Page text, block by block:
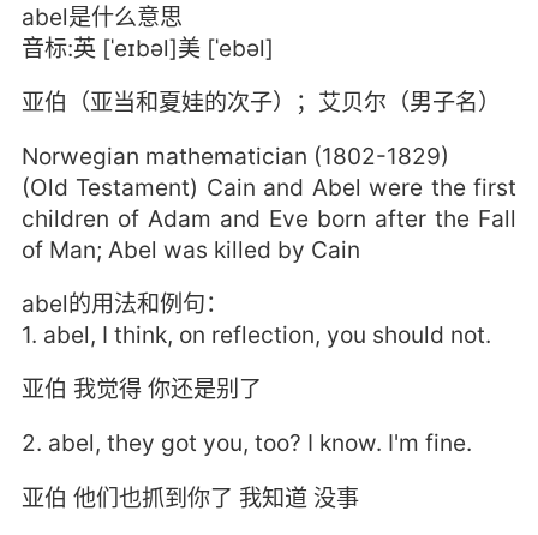
abel是什么意思
音标:英 [ˈeɪbəl]美 [ˈebəl]
亚伯（亚当和夏娃的次子）；艾贝尔（男子名）
Norwegian mathematician (1802-1829)
(Old Testament) Cain and Abel were the first
children of Adam and Eve born after the Fall
of Man; Abel was killed by Cain
abel的用法和例句：
1. abel, I think, on reflection, you should not.
亚伯 我觉得 你还是别了
2. abel, they got you, too? I know. I'm fine.
亚伯 他们也抓到你了 我知道 没事